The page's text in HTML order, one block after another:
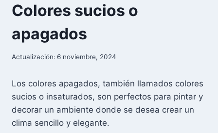
Colores sucios o
apagados
Actualización: 6 noviembre, 2024
Los colores apagados, también llamados colores
sucios o insaturados, son perfectos para pintar y
decorar un ambiente donde se desea crear un
clima sencillo y elegante.